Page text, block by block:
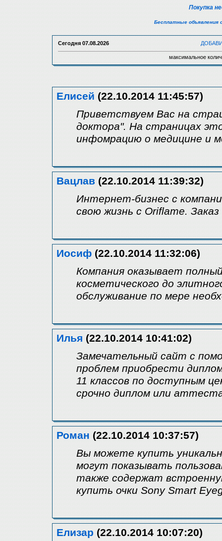
Покупка
Бесплатные объявления
Сегодня 07.08.2026
максимальное
Елисей (22.10.2014 11:45:57)
Приветствуем Вас на
доктора". На страницах
инфомрацию о медицине и
Вацлав (22.10.2014 11:39:32)
Интернет-бизнес с
свою жизнь с Oriflame.
Иосиф (22.10.2014 11:32:06)
Компания оказывает
косметического до
обслуживание по мере
Илья (22.10.2014 10:41:02)
Замечательный сайт с
проблем приобрести
11 классов по доступным
срочно диплом или
Роман (22.10.2014 10:37:57)
Вы можете купить
могут показывать
также содержат
купить очки Sony Smart
Елизар (22.10.2014 10:07:20)